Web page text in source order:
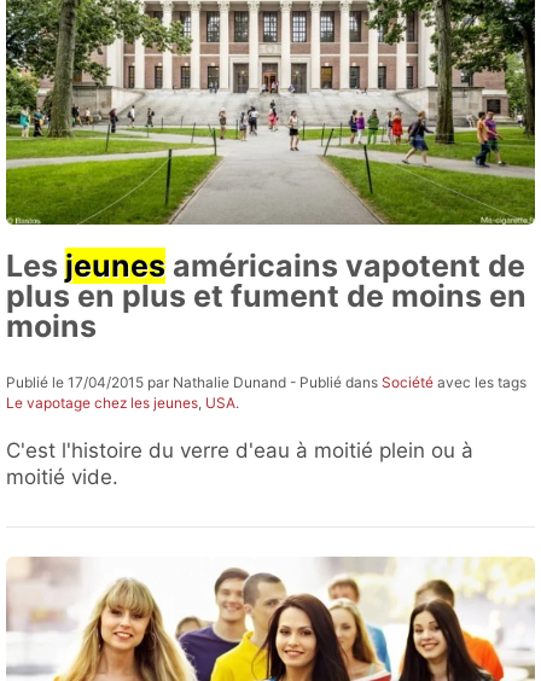
Les jeunes américains vapotent de
plus en plus et fument de moins en
moins
Publié le 17/04/2015 par Nathalie Dunand - Publié dans Société avec les tags
Le vapotage chez les jeunes USA.
C'est l'histoire du verre d'eau à moitié plein ou à
moitié vide.